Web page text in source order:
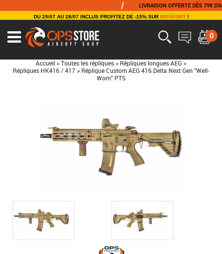
LIVRAISON OFFERTE DÈS 79€ D'ACHAT
DU 29/07 AU 28/07 INCLUS PROFITEZ DE -15% SUR WOSPORT!
0
Accueil > Toutes les répliques > Répliques longues AEG >
Répliques HK416 / 417 > Réplique Custom AEG 416 Delta Next Gen "Well-
Worn" PTS